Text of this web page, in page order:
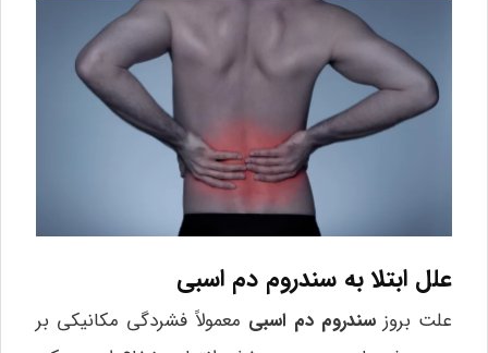
علل ابتلا به سندروم دم اسبی
علت بروز سندروم دم اسبی معمولاً فشردگی مکانیکی بر